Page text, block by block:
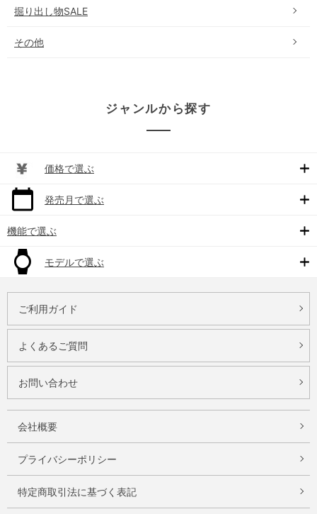
掘り出し物SALE
その他
ジャンルから探す
価格で選ぶ
発売月で選ぶ
機能で選ぶ
モデルで選ぶ
ご利用ガイド
よくあるご質問
お問い合わせ
会社概要
プライバシーポリシー
特定商取引法に基づく表記